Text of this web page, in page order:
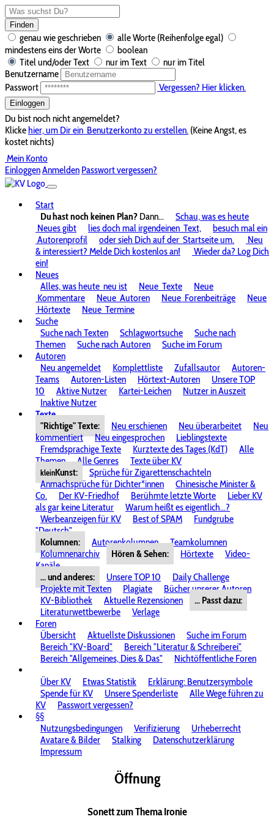
Finden
genau wie geschrieben
alle Worte (Reihenfolge egal)
mindestens eins der Worte
boolean
Titel und/oder Text
nur im Text
nur im Titel
Benutzername
Passwort
Vergessen? Hier klicken.
Einloggen
Du bist noch nicht angemeldet?
Klickehier, um Dir ein Benutzerkonto zu erstellen. (Keine Angst, es
kostet nichts)
Mein Konto
EinloggenAnmelden Passwort vergessen?
Start
Du hast noch keinen Plan? Dann...
Schau, was es heute
Neues gibt
lies doch mal irgendeinen Text,
besuch mal ein
Autorenprofil
oder sieh Dich auf der Startseite um.
Neu
& interessiert? Melde Dich kostenlos an!
Wieder da? Log Dich
ein!
Neues
Alles, was heute neu ist Neue Texte
Neue
Kommentare
Neue Autoren Neue Forenbeiträge
Neue
Hörtexte
Neue Termine
Suche
Suche nach Texten
Schlagwortsuche
Suche nach
Themen
Suche nach Autoren
Suche im Forum
Autoren
Neu angemeldet
Komplettliste Zufallsautor
Autoren-
Teams
Autoren-Listen Hörtext-Autoren
Unsere TOP
10
Aktive Nutzer Kartei-Leichen
Nutzer in Auszeit
Inaktive Nutzer
Texte
"Richtige" Texte:
Neu erschienen Neu überarbeitet
Neu
kommentiert
Neu eingesprochen
Lieblingstexte
Fremdsprachige Texte
Kurztexte des Tages (KdT)
Alle
Themen
Alle Genres Texte über KV
kleinKunst:
Sprüche für Zigarettenschachteln
Anmachsprüche für Dichter*innen
Chinesische Minister &
Co.
Der KV-Friedhof Berühmte letzte Worte
Lieber KV
als gar keine Literatur
Warum heißt es eigentlich...?
Werbeanzeigen für KV
Best of SPAM
Fundgrube
"Deutsch"
Kolumnen:
Autorenkolumnen
Teamkolumnen
Kolumnenarchiv
Hören & Sehen: Hörtexte
Video-
Kanäle
... und anderes:
Unsere TOP 10
Daily Challenge
Projekte mit Texten
Plagiate
Bücher unserer Autoren
KV-Bibliothek
Aktuelle Rezensionen
... Passt dazu:
Literaturwettbewerbe
Verlage
Foren
Übersicht
Aktuellste Diskussionen
Suche im Forum
Bereich "KV-Board"
Bereich "Literatur & Schreiberei"
Bereich "Allgemeines, Dies & Das"
Nichtöffentliche Foren
Über KV
Etwas Statistik
Erklärung: Benutzersymbole
Spende für KV
Unsere Spenderliste
Alle Wege führen zu
KV
Passwort vergessen?
§§
Nutzungsbedingungen
Verifizierung
Urheberrecht
Avatare & Bilder
Stalking
Datenschutzerklärung
Impressum
Öffnung
Sonett zum Thema Ironie